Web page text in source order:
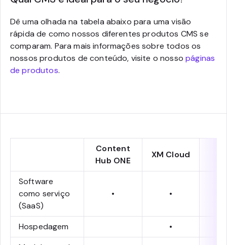
Dê uma olhada na tabela abaixo para uma visão
rápida de como nossos diferentes produtos CMS se
comparam. Para mais informações sobre todos os
nossos produtos de conteúdo, visite o nossopáginas
de produtos.
Content
Hub ONE
XM Cloud
Software
como serviço
(SaaS)
• •
Hospedagem
•